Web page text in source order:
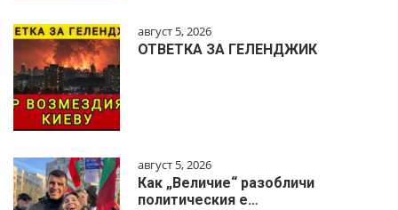
август 5, 2026
ОТВЕТКА ЗА ГЕЛЕНДЖИК
август 5, 2026
Как „Величие“ разобличи
политическия е…